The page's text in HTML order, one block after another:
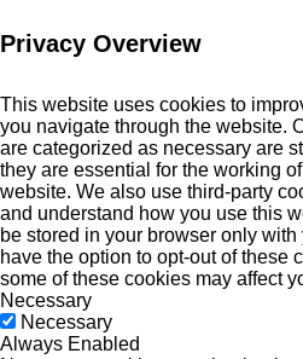
Privacy Overview
This website uses cookies to
you navigate through the website.
are categorized as necessary are
they are essential for the working
website. We also use third-party
and understand how you use this
be stored in your browser only
have the option to opt-out of these
some of these cookies may affect
Necessary
Necessary
Always Enabled